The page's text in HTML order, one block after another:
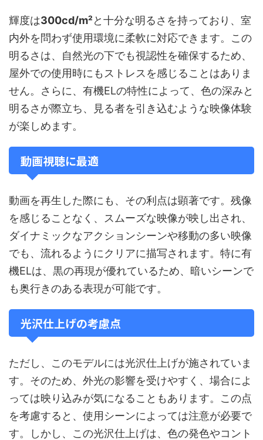
輝度は300cd/m²と十分な明るさを持っており、室
内外を問わず使用環境に柔軟に対応できます。この
明るさは、自然光の下でも視認性を確保するため、
屋外での使用時にもストレスを感じることはありま
せん。さらに、有機ELの特性によって、色の深みと
明るさが際立ち、見る者を引き込むような映像体験
が楽しめます。
動画視聴に最適
動画を再生した際にも、その利点は顕著です。残像
を感じることなく、スムーズな映像が映し出され、
ダイナミックなアクションシーンや移動の多い映像
でも、流れるようにクリアに描写されます。特に有
機ELは、黒の再現が優れているため、暗いシーンで
も奥行きのある表現が可能です。
光沢仕上げの考慮点
ただし、このモデルには光沢仕上げが施されていま
す。そのため、外光の影響を受けやすく、場合によ
っては映り込みが気になることもあります。この点
を考慮すると、使用シーンによっては注意が必要で
す。しかし、この光沢仕上げは、色の発色やコント